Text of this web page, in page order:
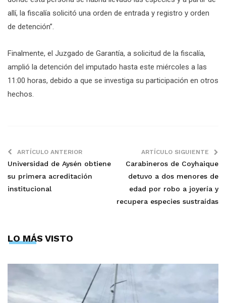
allí, la fiscalía solicitó una orden de entrada y registro y orden
de detención”.
Finalmente, el Juzgado de Garantía, a solicitud de la fiscalía,
amplió la detención del imputado hasta este miércoles a las
11:00 horas, debido a que se investiga su participación en otros
hechos.
ARTÍCULO ANTERIOR
Universidad de Aysén obtiene
su primera acreditación
institucional
ARTÍCULO SIGUIENTE
Carabineros de Coyhaique
detuvo a dos menores de
edad por robo a joyería y
recupera especies sustraídas
LO MÁS VISTO